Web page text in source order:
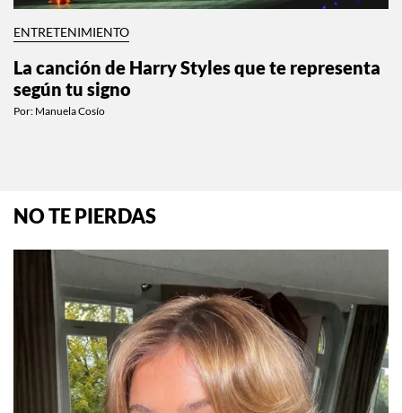
ENTRETENIMIENTO
La canción de Harry Styles que te representa
según tu signo
Por: Manuela Cosío
NO TE PIERDAS